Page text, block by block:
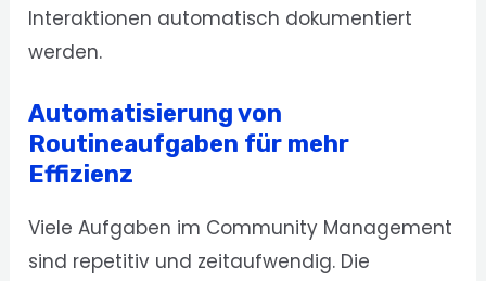
Interaktionen automatisch dokumentiert
werden.
Automatisierung von
Routineaufgaben für mehr
Effizienz
Viele Aufgaben im Community Management
sind repetitiv und zeitaufwendig. Die